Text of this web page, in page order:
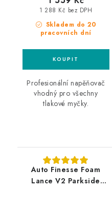
Skladem do 20
pracovních dní
1 288 Kč bez DPH
Profesionální napěňovač
vhodný pro všechny
tlakové myčky.
Auto Finesse Foam
Lance V2 Parkside